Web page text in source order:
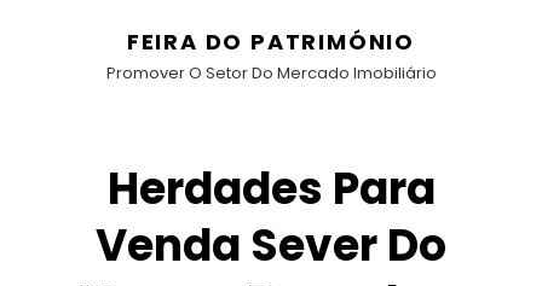
FEIRA DO PATRIMÓNIO
Promover O Setor Do Mercado Imobiliário
Herdades Para
Venda Sever Do